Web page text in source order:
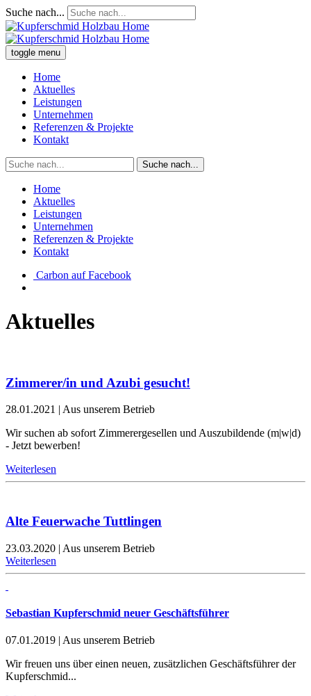
Suche nach...
toggle menu
Home
Aktuelles
Leistungen
Unternehmen
Referenzen & Projekte
Kontakt
Suche nach...
Home
Aktuelles
Leistungen
Unternehmen
Referenzen & Projekte
Kontakt
Carbon auf Facebook
Aktuelles
Zimmerer/in und Azubi gesucht!
28.01.2021 | Aus unserem Betrieb
Wir suchen ab sofort Zimmerergesellen und Auszubildende (m|w|d)
- Jetzt bewerben!
Weiterlesen
Alte Feuerwache Tuttlingen
23.03.2020 | Aus unserem Betrieb
Weiterlesen
Sebastian Kupferschmid neuer Geschäftsführer
07.01.2019 | Aus unserem Betrieb
Wir freuen uns über einen neuen, zusätzlichen Geschäftsführer der
Kupferschmid...